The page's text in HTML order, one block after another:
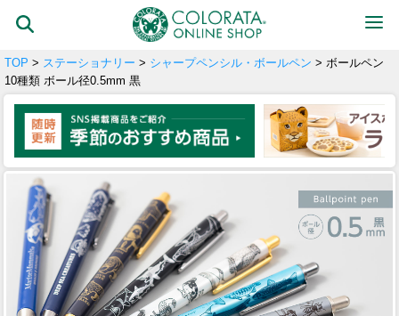
TOP > ステーショナリー > シャープペンシル・ボールペン > ボールペン
10種類 ボール径0.5mm 黒